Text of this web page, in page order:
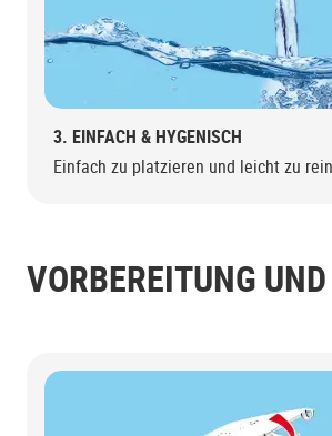
3. EINFACH & HYGENISCH
Einfach zu platzieren und leicht zu
VORBEREITUNG